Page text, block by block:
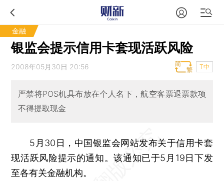
金融
银监会提示信用卡套现活跃风险
2008年05月30日 20:56 T中
严禁将POS机具布放在个人名下，航空客票退票款项
不得提取现金
5月30日，中国银监会网站发布关于信用卡套
现活跃风险提示的通知。该通知已于5月19日下发
至各有关金融机构。